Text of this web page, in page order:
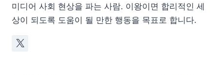
미디어 사회 현상을 파는 사람. 이왕이면 합리적인 세
상이 되도록 도움이 될 만한 행동을 목표로 합니다.